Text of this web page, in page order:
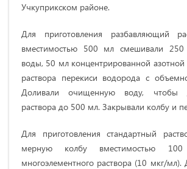
Учкуприкском районе.
Для приготовления разбавляющий
вместимостью 500 мл смешивали
воды, 50 мл концентрированной
раствора перекиси водорода с
Доливали очищенную воду, чтобы
раствора до 500 мл. Закрывали колбу и
Для приготовления стандартный
мерную колбу вместимостью
многоэлементного раствора (10 мкг/